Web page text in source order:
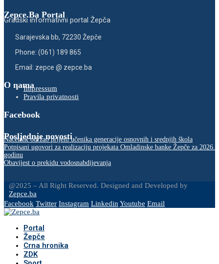
Zepce.Ba Portal
Gradski informativni portal Žepča
Sarajevska bb, 72230 Žepče
Phone: (061) 189 865
Email: zepce @ zepce.ba
O namaImpressum
Pravila privatnosti
Facebook
Posljednje novosti
Načelnik održao prijem učenika generacije osnovnih i srednjih škola
Potpisani ugovori za realizaciju projekata Omladinske banke Žepče za 2026.
godinu
Obavijest o prekidu vodosnabdijevanja
@2025 – All Right Reserved. Designed and Developed by
Zepce.ba
Facebook Twitter Instagram LinkedinYoutube Email
Portal
Žepče
Crna hronika
ZDK